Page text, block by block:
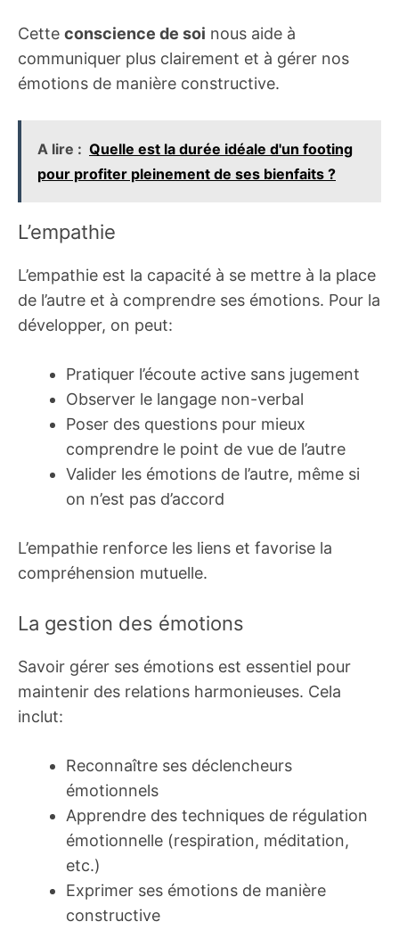
Cette conscience de soi nous aide à
communiquer plus clairement et à gérer nos
émotions de manière constructive.
A lire : Quelle est la durée idéale d'un footing
pour profiter pleinement de ses bienfaits ?
L’empathie
L’empathie est la capacité à se mettre à la place
de l’autre et à comprendre ses émotions. Pour la
développer, on peut:
Pratiquer l’écoute active sans jugement
Observer le langage non-verbal
Poser des questions pour mieux
comprendre le point de vue de l’autre
Valider les émotions de l’autre, même si
on n’est pas d’accord
L’empathie renforce les liens et favorise la
compréhension mutuelle.
La gestion des émotions
Savoir gérer ses émotions est essentiel pour
maintenir des relations harmonieuses. Cela
inclut:
Reconnaître ses déclencheurs
émotionnels
Apprendre des techniques de régulation
émotionnelle (respiration, méditation,
etc.)
Exprimer ses émotions de manière
constructive